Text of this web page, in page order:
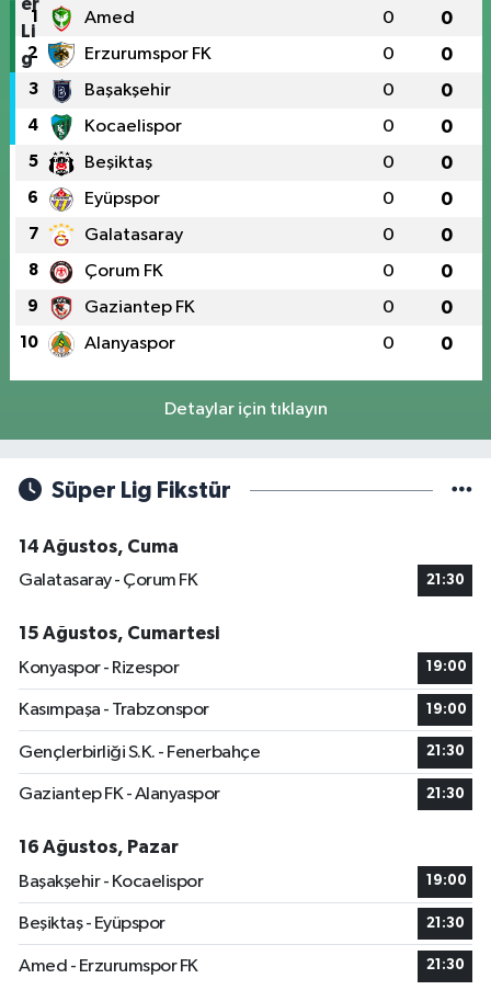
1 Amed 0 0
2 Erzurumspor FK 0 0
3 Başakşehir 0 0
4 Kocaelispor 0 0
5 Beşiktaş 0 0
6 Eyüpspor 0 0
7 Galatasaray 0 0
8 Çorum FK 0 0
9 Gaziantep FK 0 0
10 Alanyaspor 0 0
Detaylar için tıklayın
Süper Lig Fikstür
14 Ağustos, Cuma
Galatasaray - Çorum FK
21:30
15 Ağustos, Cumartesi
Konyaspor - Rizespor
19:00
Kasımpaşa - Trabzonspor 19:00
Gençlerbirliği S.K. - Fenerbahçe 21:30
Gaziantep FK - Alanyaspor 21:30
16 Ağustos, Pazar
Başakşehir - Kocaelispor
19:00
Beşiktaş - Eyüpspor 21:30
Amed - Erzurumspor FK 21:30